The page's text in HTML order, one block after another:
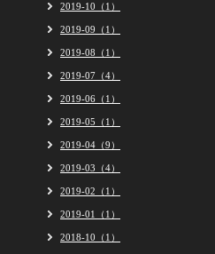
2019-10（1）
2019-09（1）
2019-08（1）
2019-07（4）
2019-06（1）
2019-05（1）
2019-04（9）
2019-03（4）
2019-02（1）
2019-01（1）
2018-10（1）